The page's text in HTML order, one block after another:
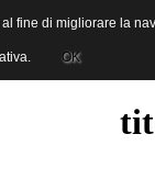
fine di migliorare la
OK
fine di migliorare la
OK